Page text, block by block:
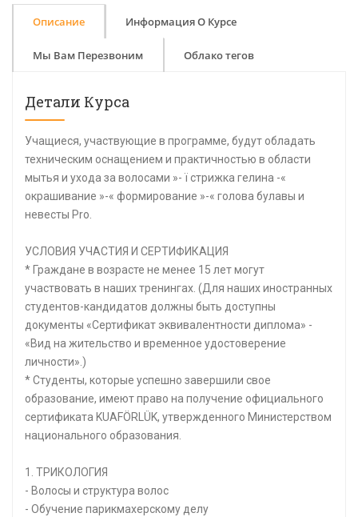
Описание Информация О Курсе
Мы Вам Перезвоним Облако тегов
Детали Курса
Учащиеся, участвующие в программе, будут обладать
техническим оснащением и практичностью в области
мытья и ухода за волосами »- ï стрижка гелина -«
окрашивание »-« формирование »-« голова булавы и
невесты Pro.
УСЛОВИЯ УЧАСТИЯ И СЕРТИФИКАЦИЯ
* Граждане в возрасте не менее 15 лет могут
участвовать в наших тренингах. (Для наших иностранных
студентов-кандидатов должны быть доступны
документы «Сертификат эквивалентности диплома» -
«Вид на жительство и временное удостоверение
личности».)
* Студенты, которые успешно завершили свое
образование, имеют право на получение официального
сертификата KUAFÖRLÜK, утвержденного Министерством
национального образования.
1. ТРИКОЛОГИЯ
- Волосы и структура волос
- Обучение парикмахерскому делу